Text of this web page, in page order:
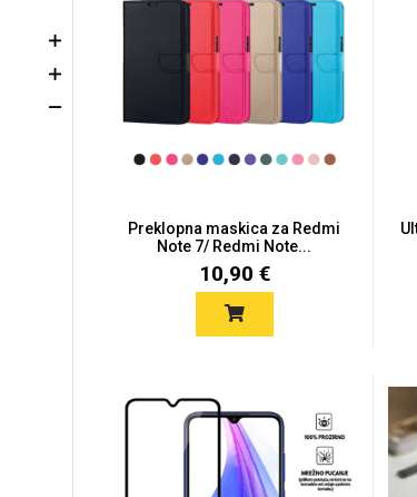
Preklopna maskica za Redmi
Note 7/ Redmi Note...
10,90 €
Najprodavanije - TOP 100
Unicorn kolekcija
Spigen maskice
Univerzalne futrole i
Adapteri za mobitel